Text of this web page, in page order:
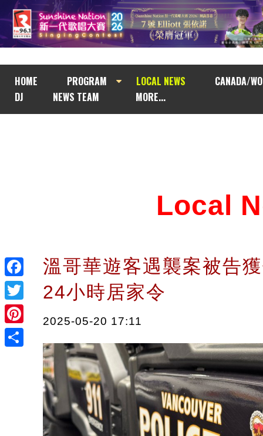
HOME PROGRAM LOCAL NEWS
CANADA/
DJ
NEWS TEAM MORE...
Facebook
Twitter
Pinterest
Local
溫哥華遊客遇襲案被告
24小時居家令
2025-05-20 17:11